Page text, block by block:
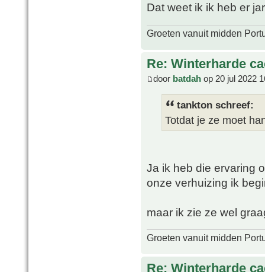
Dat weet ik ik heb er
Groeten vanuit midden
Re: Winterharde
door batdah op 20 jul 2022
tankton schreef:
Totdat je ze moet
Ja ik heb die ervaring
onze verhuizing ik
maar ik zie ze wel
Groeten vanuit midden
Re: Winterharde